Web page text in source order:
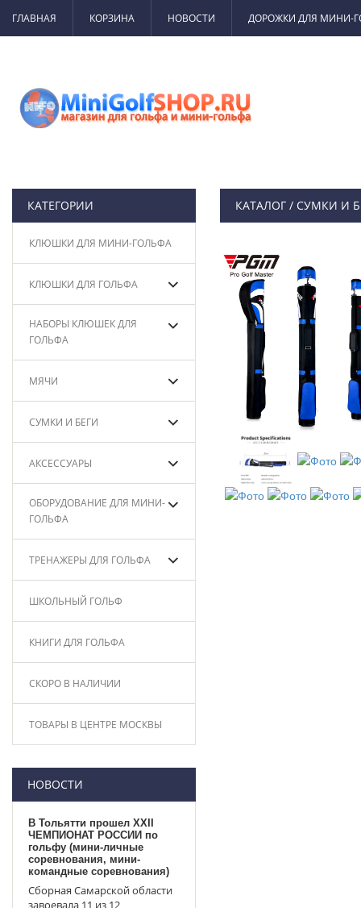
ГЛАВНАЯ КОРЗИНА НОВОСТИ ДОРОЖКИ ДЛЯ МИНИ-
КАТЕГОРИИ
КЛЮШКИ ДЛЯ МИНИ-ГОЛЬФА
КЛЮШКИ ДЛЯ ГОЛЬФА
НАБОРЫ КЛЮШЕК ДЛЯ
ГОЛЬФА
МЯЧИ
СУМКИ И БЕГИ
АКСЕССУАРЫ
ОБОРУДОВАНИЕ ДЛЯ МИНИ-
ГОЛЬФА
ТРЕНАЖЕРЫ ДЛЯ ГОЛЬФА
ШКОЛЬНЫЙ ГОЛЬФ
КНИГИ ДЛЯ ГОЛЬФА
СКОРО В НАЛИЧИИ
ТОВАРЫ В ЦЕНТРЕ МОСКВЫ
НОВОСТИ
В Тольятти прошел XXII
ЧЕМПИОНАТ РОССИИ по
гольфу (мини-личные
соревнования, мини-
командные соревнования)
Сборная Самарской области
завоевала 11 из 12
КАТАЛОГ/ СУМКИ И